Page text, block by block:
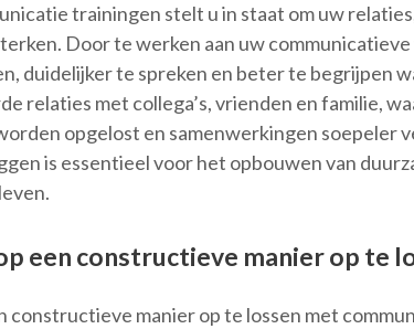
trainingen stelt u in staat om uw
Door te werken aan uw
duidelijker te spreken en beter te begrijpen
relaties met collega’s, vrienden en familie,
opgelost en samenwerkingen soepeler
is essentieel voor het opbouwen van
een constructieve manier op te
constructieve manier op te lossen met